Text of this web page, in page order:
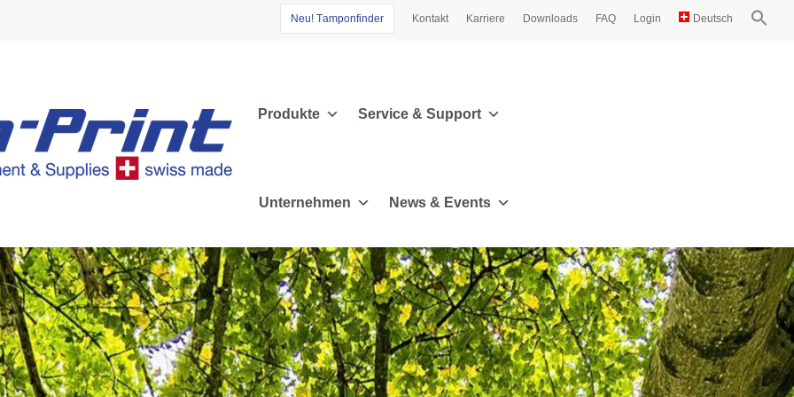
Neu! Tamponfinder Kontakt Karriere Downloads FAQ Login Deutsch
Produkte Service & Support
Unternehmen News & Events